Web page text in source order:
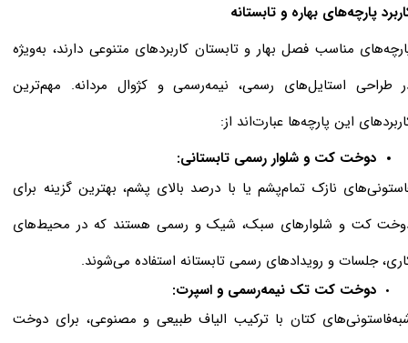
پارچه‌های بهاره و تابستانه
مناسب فصل بهار و تابستان کاربردهای متنوعی دارند، به‌ویژه
طراحی استایل‌های رسمی، نیمه‌رسمی و کژوال مردانه. مهم‌ترین
این پارچه‌ها عبارت‌اند از:
دوخت کت و شلوار رسمی تابستانی:
نازک تمام‌پشم یا با درصد بالای پشم، بهترین گزینه برای
کت و شلوارهای سبک، شیک و رسمی هستند که در محیط‌های
جلسات و رویدادهای رسمی تابستانه استفاده می‌شوند.
دوخت کت تک نیمه‌رسمی و اسپرت:
کتان با ترکیب الیاف طبیعی و مصنوعی، برای دوخت